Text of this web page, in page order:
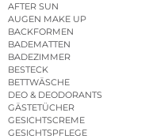
AFTER SUN
AUGEN MAKE UP
BACKFORMEN
BADEMATTEN
BADEZIMMER
BESTECK
BETTWÄSCHE
DEO & DEODORANTS
GÄSTETÜCHER
GESICHTSCREME
GESICHTSPFLEGE